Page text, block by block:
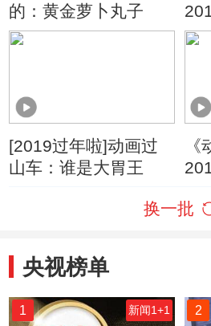
的：黄金萝卜丸子
[2019过年啦]动画过
山车：谁是大胃王
换一批
央视榜单
1 新闻1+1 2